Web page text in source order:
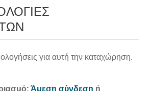
για αυτή την καταχώρηση.
Άμεση σύνδεση ή